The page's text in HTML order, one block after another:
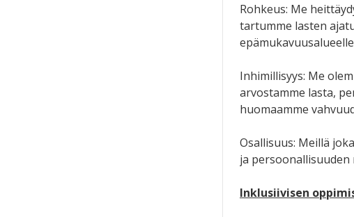
Rohkeus: Me
tartumme lasten
epämukavuusalueelle
Inhimillisyys: Me
arvostamme lasta,
huomaamme
Osallisuus: Meillä
ja persoonallisuuden
Inklusiivisen